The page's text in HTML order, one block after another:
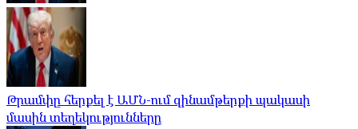
Թրամփը հերքել է ԱՄՆ-ում զինամթերքի պակասի
մասին տեղեկությունները